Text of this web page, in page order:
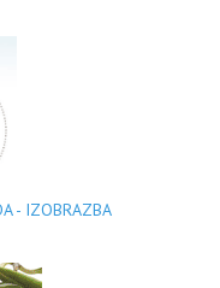
- IZOBRAZBA